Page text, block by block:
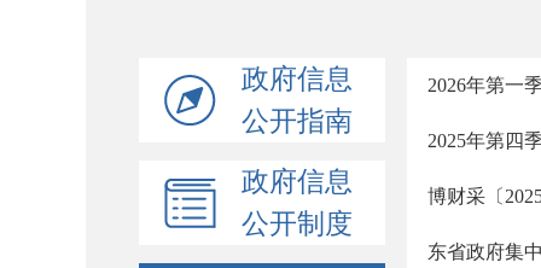
政府信息
公开指南
政府信息
公开制度
2026年第一
2025年第四
博财采〔
东省政府集